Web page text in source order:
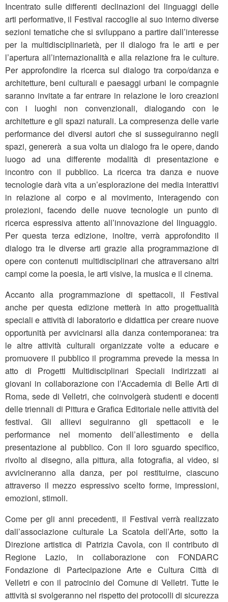
Incentrato sulle differenti declinazioni dei linguaggi delle
arti performative, il Festival raccoglie al suo interno diverse
sezioni tematiche che si sviluppano a partire dall’interesse
per la multidisciplinarietà, per il dialogo fra le arti e per
l’apertura all’internazionalità e alla relazione fra le culture.
Per approfondire la ricerca sul dialogo tra corpo/danza e
architetture, beni culturali e paesaggi urbani le compagnie
saranno invitate a far entrare in relazione le loro creazioni
con i luoghi non convenzionali, dialogando con le
architetture e gli spazi naturali. La compresenza delle varie
performance dei diversi autori che si susseguiranno negli
spazi, genererà a sua volta un dialogo fra le opere, dando
luogo ad una differente modalità di presentazione e
incontro con il pubblico. La ricerca tra danza e nuove
tecnologie darà vita a un’esplorazione dei media interattivi
in relazione al corpo e al movimento, interagendo con
proiezioni, facendo delle nuove tecnologie un punto di
ricerca espressiva attento all’innovazione del linguaggio.
Per questa terza edizione, inoltre, verrà approfondito il
dialogo tra le diverse arti grazie alla programmazione di
opere con contenuti multidisciplinari che attraversano altri
campi come la poesia, le arti visive, la musica e il cinema.
Accanto alla programmazione di spettacoli, il Festival
anche per questa edizione metterà in atto progettualità
speciali e attività di laboratorio e didattica per creare nuove
opportunità per avvicinarsi alla danza contemporanea: tra
le altre attività culturali organizzate volte a educare e
promuovere il pubblico il programma prevede la messa in
atto di Progetti Multidisciplinari Speciali indirizzati ai
giovani in collaborazione con l’Accademia di Belle Arti di
Roma, sede di Velletri, che coinvolgerà studenti e docenti
delle triennali di Pittura e Grafica Editoriale nelle attività del
festival. Gli allievi seguiranno gli spettacoli e le
performance nel momento dell’allestimento e della
presentazione al pubblico. Con il loro sguardo specifico,
rivolto al disegno, alla pittura, alla fotografia, al video, si
avvicineranno alla danza, per poi restituirne, ciascuno
attraverso il mezzo espressivo scelto forme, impressioni,
emozioni, stimoli.
Come per gli anni precedenti, il Festival verrà realizzato
dall’associazione culturale La Scatola dell’Arte, sotto la
Direzione artistica di Patrizia Cavola, con il contributo di
Regione Lazio, in collaborazione con FONDARC
Fondazione di Partecipazione Arte e Cultura Città di
Velletri e con il patrocinio del Comune di Velletri. Tutte le
attività si svolgeranno nel rispetto dei protocolli di sicurezza